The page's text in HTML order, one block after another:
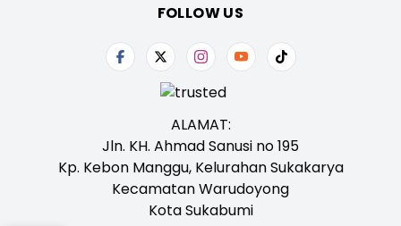
FOLLOW US
ALAMAT:
Jln. KH. Ahmad Sanusi no 195
Kp. Kebon Manggu, Kelurahan Sukakarya
Kecamatan Warudoyong
Kota Sukabumi